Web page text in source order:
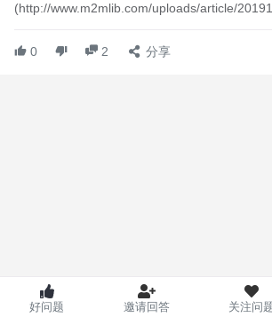
(http://www.m2mlib.com/uploads/article/
0 2 分享
好问题 邀请回答 关注问